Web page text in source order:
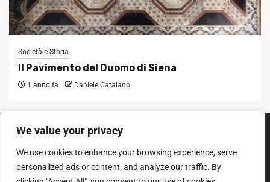
We value your privacy
We use cookies to enhance your browsing experience, serve
personalized ads or content, and analyze our traffic. By
Società e Storia
Il Pavimento del Duomo di Siena
1 anno fa Daniele Catalano
SEGUICI SUI SOCIAL
Facebook
Instagram
YouTube